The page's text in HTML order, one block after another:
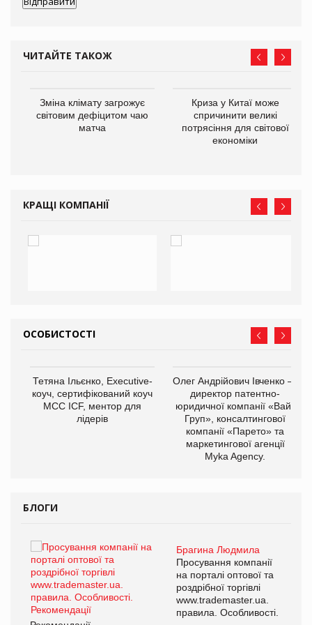
ЧИТАЙТЕ ТАКОЖ
Зміна клімату загрожує
світовим дефіцитом чаю
матча
Криза у Китаї може
спричинити великі
потрясіння для світової
економіки
КРАЩІ КОМПАНІЇ
ОСОБИСТОСТІ
Тетяна Ільєнко, Executive-
коуч, сертифікований коуч
МСС ICF, ментор для
лідерів
Олег Андрійович Івченко —
директор патентно-
юридичної компанії «Вайз
Груп», консалтингової
компанії «Парето» та
маркетингової агенції
Myka Agency.
БЛОГИ
Брагина Людмила
Просування компанії
на порталі оптової та
роздрібної торгівлі
www.trademaster.ua.
правила. Особливості.